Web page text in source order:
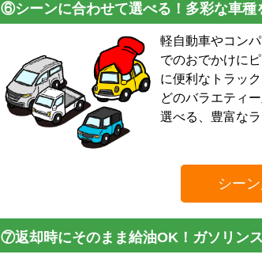
⑥シーンに合わせて選べる！多彩な車種
軽自動車やコン
でのおでかけに
に便利なトラッ
どのバラエティ
選べる、豊富な
シー
⑦返却時にそのまま給油OK！ガソリン